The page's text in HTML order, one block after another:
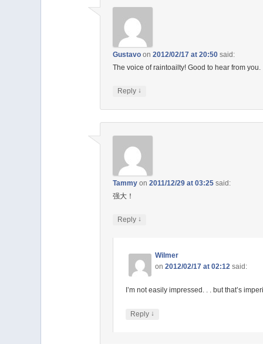
Gustavoon 2012/02/17 at 20:50 said:
The voice of raintoailty! Good to hear from you.
Reply ↓
Tammyon 2011/12/29 at 03:25 said:
强大！
Reply ↓
Wilmer
on2012/02/17 at 02:12 said:
I’m not easily impressed. . . but that’s
Reply ↓